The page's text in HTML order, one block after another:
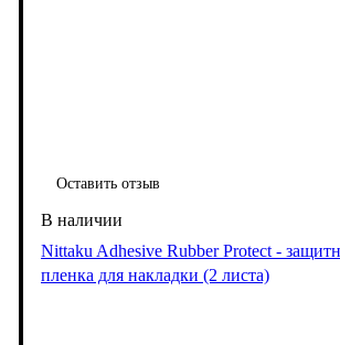
Оставить отзыв
Nittaku Adhesive Rubber Protect -
пленка для накладки (2 листа)